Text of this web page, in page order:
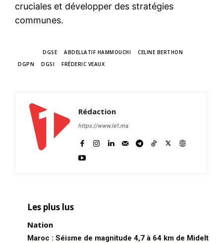
cruciales et développer des stratégies
communes.
DGSE ABDELLATIF HAMMOUCHI
CELINE BERTHON
DGPN
DGSI FRÉDERIC VEAUX
Rédaction
https://www.le1.ma
Les plus lus
Nation
Maroc : Séisme de magnitude 4,7 à 64 km de Midelt